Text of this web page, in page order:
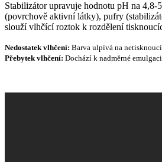
Stabilizátor upravuje hodnotu pH na 4,8-
(povrchově aktivní látky), pufry
slouží vlhčící roztok k rozdělení
Nedostatek vlhčení: Barva ulpívá na
Přebytek vlhčení: Dochází k nadměrné